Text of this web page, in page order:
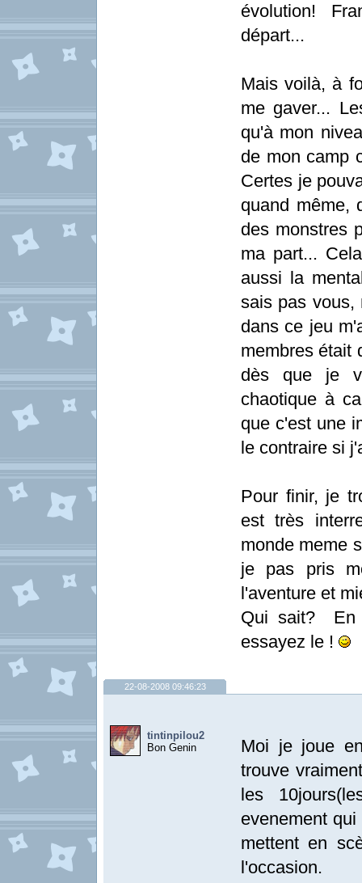
évolution!
départ...
Mais voilà, à
me gaver...
qu'à mon
de mon camp
Certes je
quand même,
des monstres
ma part...
aussi la
sais pas vous,
dans ce jeu
membres était
dès que je
chaotique à
que c'est une
le contraire si
Pour finir, je
est très
monde meme
je pas pris
l'aventure et
Qui sait? En
essayez le !
22-08-2008 09:46:23
tintinpilou2
Bon Genin
Moi je joue
trouve
les
evenement
mettent en
l'occasion.